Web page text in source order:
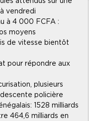
vendredi
à 4 000 FCFA :
moyens
de vitesse bientôt
pour répondre aux
plusieurs
policière
: 1528 milliards
464,6 milliards en